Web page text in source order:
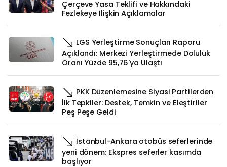
Çerçeve Yasa Teklifi ve Hakkındaki
Fezlekeye İlişkin Açıklamalar
LGS Yerleştirme Sonuçları Raporu
Açıklandı: Merkezi Yerleştirmede Doluluk
Oranı Yüzde 95,76'ya Ulaştı
PKK Düzenlemesine Siyasi Partilerden
İlk Tepkiler: Destek, Temkin ve Eleştiriler
Peş Peşe Geldi
İstanbul-Ankara otobüs seferlerinde
yeni dönem: Ekspres seferler kasımda
başlıyor